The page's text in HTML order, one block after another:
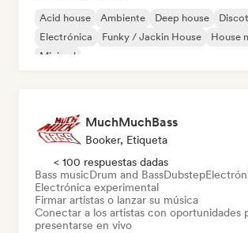
Acid house Ambiente Deep house
Electrónica
Funky / Jackin House
House
Minimal
MuchMuchBass
Booker, Etiqueta
< 100 respuestas dadas
Bass musicDrum and BassDubstep
Electrónica experimental
Firmar artistas o lanzar su música
Conectar a los artistas con oportunidades
presentarse en vivo